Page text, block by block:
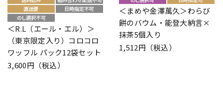
＜R.L（エール・エル）＞
（東京限定入り）コロコロ
ワッフル パック12袋セット
3,600円（税込）
＜まめや金澤萬久＞わらび
餅のバウム・能登大納言×
抹茶5個入り
1,512円（税込）